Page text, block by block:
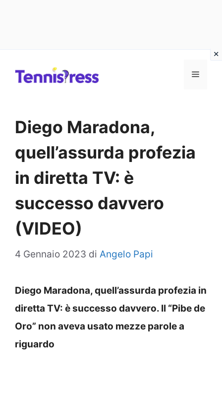
MENU
Diego Maradona,
quell’assurda profezia
in diretta TV: è
successo davvero
(VIDEO)
4 Gennaio 2023 di Angelo Papi
Diego Maradona, quell’assurda profezia in
diretta TV: è successo davvero. Il “Pibe de
Oro” non aveva usato mezze parole a
riguardo